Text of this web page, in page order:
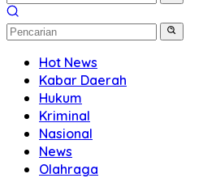
Hot News
Kabar Daerah
Hukum
Kriminal
Nasional
News
Olahraga